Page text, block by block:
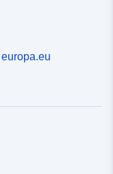
europa.eu